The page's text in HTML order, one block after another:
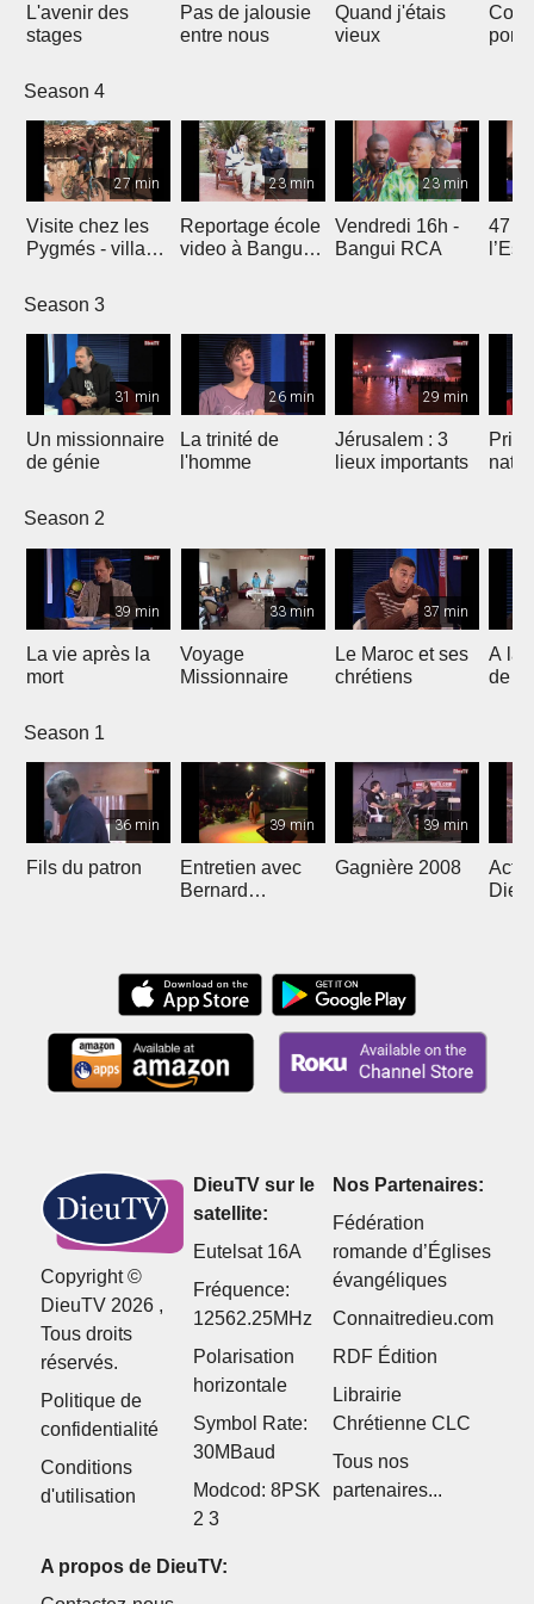
L'avenir des
stages
Pas de jalousie
entre nous
Quand j'étais
vieux
ponts
Season 4
27 min
Visite chez les
Pygmés - village
23 min
Reportage école
video à Bangui
23 min
Vendredi 16h -
Bangui RCA
47
Season 3
31 min
Un missionnaire
de génie
26 min
La trinité de
l'homme
29 min
Jérusalem : 3
lieux importants
Season 2
39 min
La vie après la
mort
33 min
Voyage
Missionnaire
37 min
Le Maroc et ses
chrétiens
A la
de
Season 1
36 min
Fils du patron
39 min
Entretien avec
Bernard
39 min
Gagnière 2008
Copyright ©
DieuTV 2026 ,
Tous droits
réservés.
Politique de
confidentialité
Conditions
d'utilisation
DieuTV sur le
satellite:
Eutelsat 16A
Fréquence:
12562.25MHz
Polarisation
horizontale
Symbol Rate:
30MBaud
Modcod: 8PSK
2 3
Nos Partenaires:
Fédération
romande d’Églises
évangéliques
Connaitredieu.com
RDF Édition
Librairie
Chrétienne CLC
Tous nos
partenaires...
A propos de DieuTV: